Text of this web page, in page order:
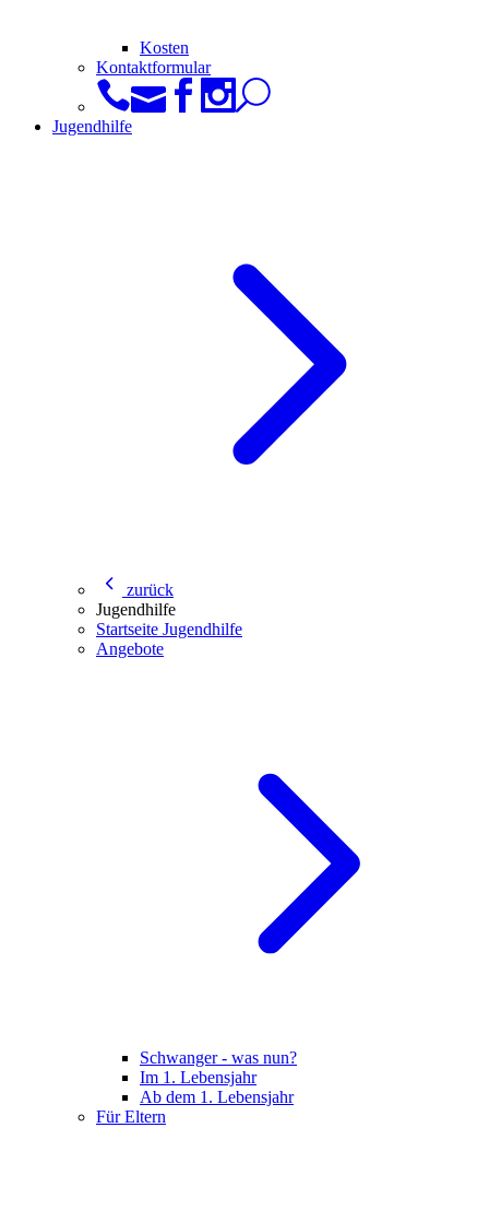
Kosten
Kontaktformular
Jugendhilfe
zurück
Jugendhilfe
Startseite Jugendhilfe
Angebote
Schwanger - was nun?
Im 1. Lebensjahr
Ab dem 1. Lebensjahr
Für Eltern